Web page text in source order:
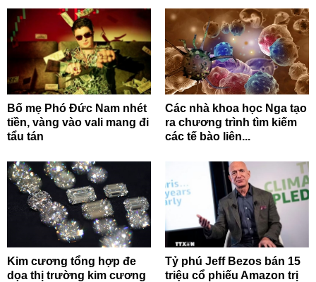
Bố mẹ Phó Đức Nam nhét
tiền, vàng vào vali mang đi
tẩu tán
Các nhà khoa học Nga tạo
ra chương trình tìm kiếm
các tế bào liên...
Kim cương tổng hợp đe
dọa thị trường kim cương
Tỷ phú Jeff Bezos bán 15
triệu cổ phiếu Amazon trị